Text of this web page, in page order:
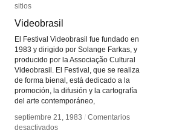
sitios
Videobrasil
El Festival Videobrasil fue fundado en
1983 y dirigido por Solange Farkas, y
producido por la Associação Cultural
Videobrasil. El Festival, que se realiza
de forma bienal, está dedicado a la
promoción, la difusión y la cartografía
del arte contemporáneo,
septiembre 21, 1983 / Comentarios
desactivadosen
sitios
Videobrasil
septiembre 21, 1983 / Comentarios
desactivadosen